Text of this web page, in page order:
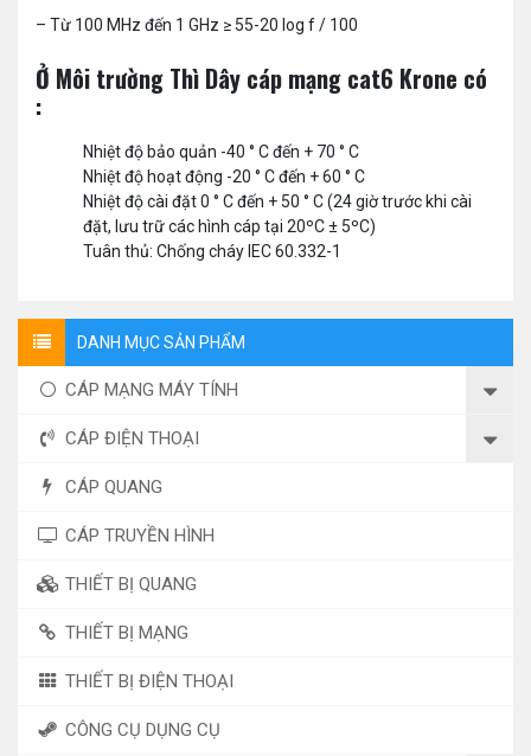
– Từ 100 MHz đến 1 GHz ≥ 55-20 log f / 100
Ở Môi trường Thì Dây cáp mạng cat6 Krone có
:
Nhiệt độ bảo quản -40 ° C đến + 70 ° C
Nhiệt độ hoạt động -20 ° C đến + 60 ° C
Nhiệt độ cài đặt 0 ° C đến + 50 ° C (24 giờ trước khi cài
đặt, lưu trữ các hình cáp tại 20ºC ± 5ºC)
Tuân thủ: Chống cháy IEC 60.332-1
DANH MỤC SẢN PHẨM
CÁP MẠNG MÁY TÍNH
CÁP ĐIỆN THOẠI
CÁP QUANG
CÁP TRUYỀN HÌNH
THIẾT BỊ QUANG
THIẾT BỊ MẠNG
THIẾT BỊ ĐIỆN THOẠI
CÔNG CỤ DỤNG CỤ